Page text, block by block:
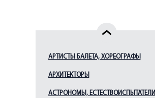
АРТИСТЫ БАЛЕТА, ХОРЕОГРАФЫ
АРХИТЕКТОРЫ
АСТРОНОМЫ, ЕСТЕСТВОИСПЫТАТЕЛИ